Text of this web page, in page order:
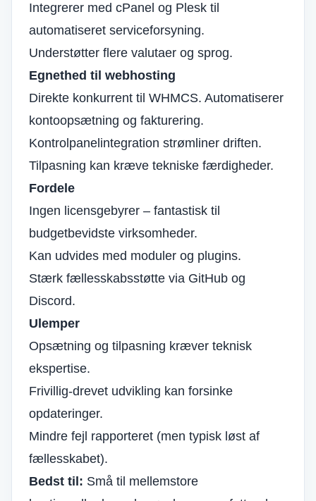
Integrerer med cPanel og Plesk til
automatiseret serviceforsyning.
Understøtter flere valutaer og sprog.
Egnethed til webhosting
Direkte konkurrent til WHMCS. Automatiserer
kontoopsætning og fakturering.
Kontrolpanelintegration strømliner driften.
Tilpasning kan kræve tekniske færdigheder.
Fordele
Ingen licensgebyrer – fantastisk til
budgetbevidste virksomheder.
Kan udvides med moduler og plugins.
Stærk fællesskabsstøtte via GitHub og
Discord.
Ulemper
Opsætning og tilpasning kræver teknisk
ekspertise.
Frivillig-drevet udvikling kan forsinke
opdateringer.
Mindre fejl rapporteret (men typisk løst af
fællesskabet).
Bedst til: Små til mellemstore